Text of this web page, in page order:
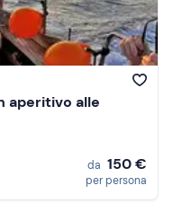
aperitivo alle
da 150 €
per persona